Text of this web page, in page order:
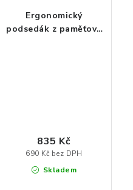
Ergonomický
podsedák z paměťové
Skladem
690 Kč bez DPH
835 Kč